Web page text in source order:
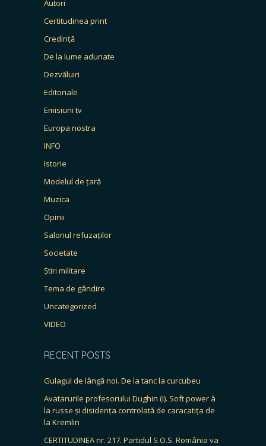
Autori
Certitudinea print
Credință
De la lume adunate
Dezvăluiri
Editoriale
Emisiuni tv
Europa nostra
INFO
Istorie
Modelul de țară
Muzica
Opinii
Salonul refuzaților
Societate
Știri militare
Tema de gândire
Uncategorized
VIDEO
RECENT POSTS
Gulagul de lângă noi. De la tanc la curcubeu
Avatarurile profesorului Dughin (I). Soft power à
la russe și disidența controlată de caracatița de
la Kremlin
CERTITUDINEA nr. 217. Partidul S.O.S. România va